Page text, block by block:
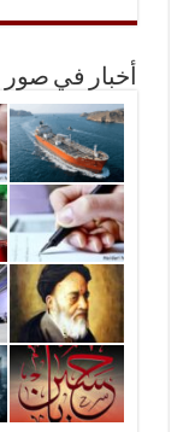
أخبار في صور